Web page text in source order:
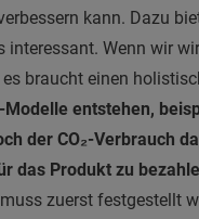
kann. Dazu
Wenn wir
braucht einen
entstehen,
der CO₂-Verbrauch
das Produkt zu
zuerst festgestellt